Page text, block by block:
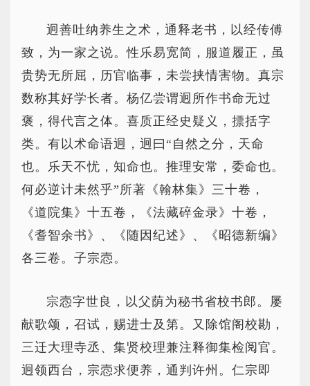
迥善吐纳养生之术，通释老书，以经传傅
致，为一家之说。性乐易宽简，服道履正，虽
贵势无所屈，历官临事，未尝挟情害物。真宗
数称其好学长者。杨亿尝谓迥所作书命无过
褒，得代言之体。喜质正经史疑义，摽括字
类。有以术命语迥，迥曰“自然之分，天命
也。乐天不忧，知命也。推理安常，委命也。
何必逆计未然乎”所著《翰林集》三十卷，
《道院集》十五卷，《法藏碎金录》十卷，
《耆智余书》、《随因纪述》、《昭德新编》
各三卷。子宗悫。
宗悫字世良，以父荫为秘书省校书郎。屡
献歌颂，召试，赐进士及第。又除馆阁校勘，
三迁大理寺丞、集贤校理兼注释御集检阅官。
迥领西台，宗悫求便养，通判许州。仁宗即